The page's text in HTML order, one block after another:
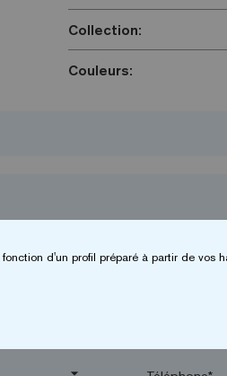
Collection:
Couleurs:
d'un profil préparé à partir de vos